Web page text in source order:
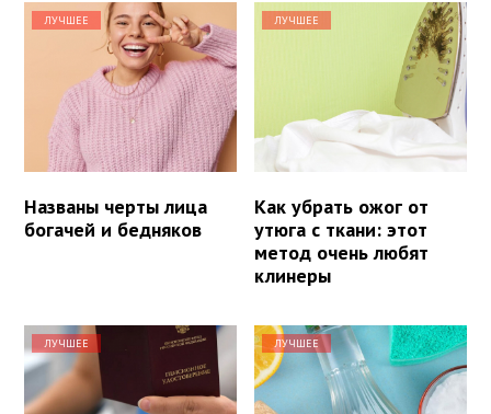
ЛУЧШЕЕ
Названы черты лица
богачей и бедняков
ЛУЧШЕЕ
Как убрать ожог от
утюга с ткани: этот
метод очень любят
клинеры
ЛУЧШЕЕ ЛУЧШЕЕ